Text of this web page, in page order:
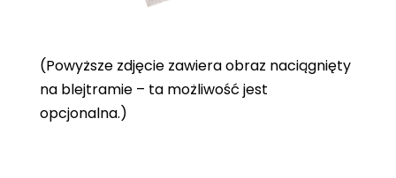
(Powyższe zdjęcie zawiera obraz naciągnięty
na blejtramie – ta możliwość jest
opcjonalna.)